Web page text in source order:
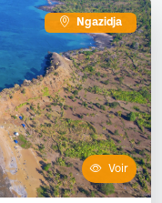
Ngazidja
Voir